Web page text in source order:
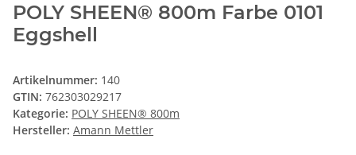
POLY SHEEN® 800m Farbe 0101
Eggshell
Artikelnummer: 140
GTIN: 762303029217
Kategorie: POLY SHEEN® 800m
Hersteller: Amann Mettler